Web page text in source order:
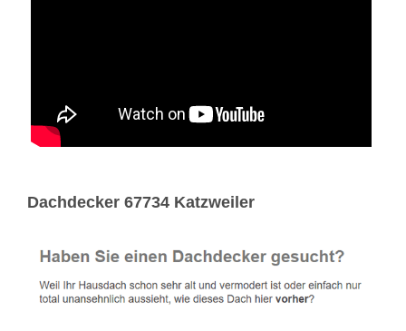
Dachdecker 67734 Katzweiler